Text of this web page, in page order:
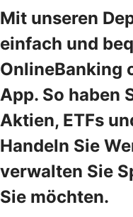
Mit unseren
einfach und
OnlineBanking
App. So haben
Aktien, ETFs
Handeln Sie
verwalten Sie
Sie möchten.